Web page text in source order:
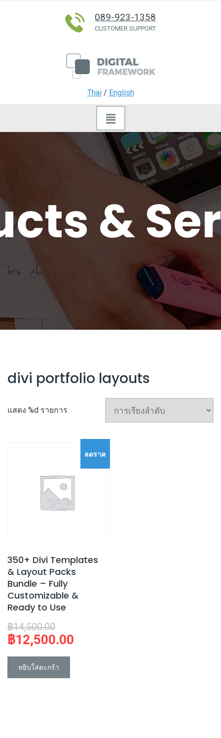
089-923-1358
CUSTOMER SUPPORT
Thai/ English
&
divi portfolio layouts
แสดง %d รายการ
ลดราค
350+ Divi Templates
& Layout Packs
Bundle – Fully
Customizable &
Ready to Use
฿14,500.00
price
฿12,500.00
หยิบใส่ตะกร้า